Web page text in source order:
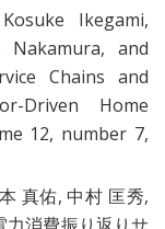
Ikegami,
Nakamura, and
Chains and
Driven Home
12, number 7,
真佑, 中村 匡秀,